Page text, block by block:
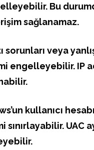
Bu
sağlanamaz.
sorunları veya
engelleyebilir. IP
kullanıcı
UAC